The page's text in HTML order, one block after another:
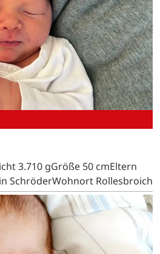
3.710 gGröße 50 cmEltern
SchröderWohnort Rollesbroich